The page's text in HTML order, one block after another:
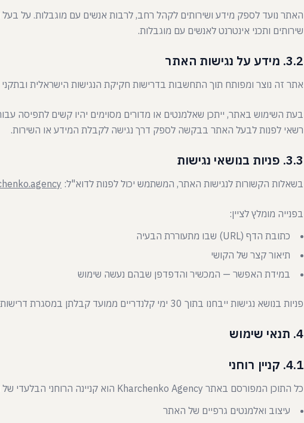
האתר נועד לספק מידע ושירותים לקהל רחב, לרבות אנשים עם מוגבלות. על
שירותים ותכני אינטרנט לאנשים עם מוגבלות.
3.2. מידע על נגישות האתר
אתר זה נוצר ומפותח תוך התחשבות בדרישות חקיקת הנגישות הישראלית ובתקני
בעת השימוש באתר, ייתכן שאלמנטים או מדורים מסוימים יהיו קשים לתפיסה
רשאי לפנות לבעל האתר בבקשה לספק דרך נגישה לקבלת המידע או השירות.
3.3. פניות בנושאי נגישות
בשאלות הקשורות לנגישות האתר, המשתמש יכול לפנות לדוא"ל:
בפנייה מומלץ לציין:
כתובת הדף (URL) שבו מתעוררת הבעיה
תיאור קצר של הקושי
במידת האפשר — המכשיר והדפדפן שבהם נעשה שימוש
פניות בנושא נגישות ייבחנו בתוך 30 ימי קלנדריים ממועד קבלתן במסגרת דרישות החוק בישראל.
4. תנאי שימוש
4.1. קניין רוחני
כל התוכן המפורסם באתר Kharchenko Agency הוא קניינה הרוחני הבלעדי של הסוכנות. החומרים המוגנים כוללים:
עיצוב ואלמנטים גרפיים של האתר